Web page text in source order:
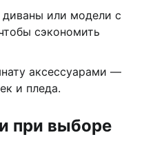
диваны или модели с
сэкономить
аксессуарами —
и пледа.
при выборе